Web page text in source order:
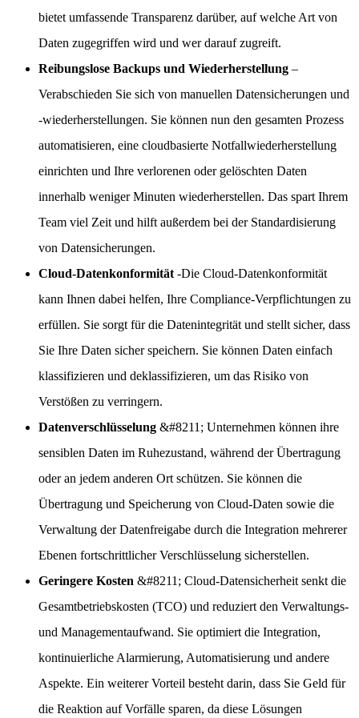
bietet umfassende Transparenz darüber, auf welche Art von
Daten zugegriffen wird und wer darauf zugreift.
Reibungslose Backups und Wiederherstellung –
Verabschieden Sie sich von manuellen Datensicherungen und
-wiederherstellungen. Sie können nun den gesamten Prozess
automatisieren, eine cloudbasierte Notfallwiederherstellung
einrichten und Ihre verlorenen oder gelöschten Daten
innerhalb weniger Minuten wiederherstellen. Das spart Ihrem
Team viel Zeit und hilft außerdem bei der Standardisierung
von Datensicherungen.
Cloud-Datenkonformität -Die Cloud-Datenkonformität
kann Ihnen dabei helfen, Ihre Compliance-Verpflichtungen zu
erfüllen. Sie sorgt für die Datenintegrität und stellt sicher, dass
Sie Ihre Daten sicher speichern. Sie können Daten einfach
klassifizieren und deklassifizieren, um das Risiko von
Verstößen zu verringern.
Datenverschlüsselung &#8211; Unternehmen können ihre
sensiblen Daten im Ruhezustand, während der Übertragung
oder an jedem anderen Ort schützen. Sie können die
Übertragung und Speicherung von Cloud-Daten sowie die
Verwaltung der Datenfreigabe durch die Integration mehrerer
Ebenen fortschrittlicher Verschlüsselung sicherstellen.
Geringere Kosten &#8211; Cloud-Datensicherheit senkt die
Gesamtbetriebskosten (TCO) und reduziert den Verwaltungs-
und Managementaufwand. Sie optimiert die Integration,
kontinuierliche Alarmierung, Automatisierung und andere
Aspekte. Ein weiterer Vorteil besteht darin, dass Sie Geld für
die Reaktion auf Vorfälle sparen, da diese Lösungen